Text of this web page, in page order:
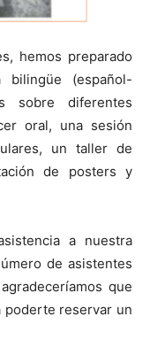
hemos preparado
(español-
sobre diferentes
oral, una sesión
un taller de
de posters y
a nuestra
de asistentes
que
poderte reservar un